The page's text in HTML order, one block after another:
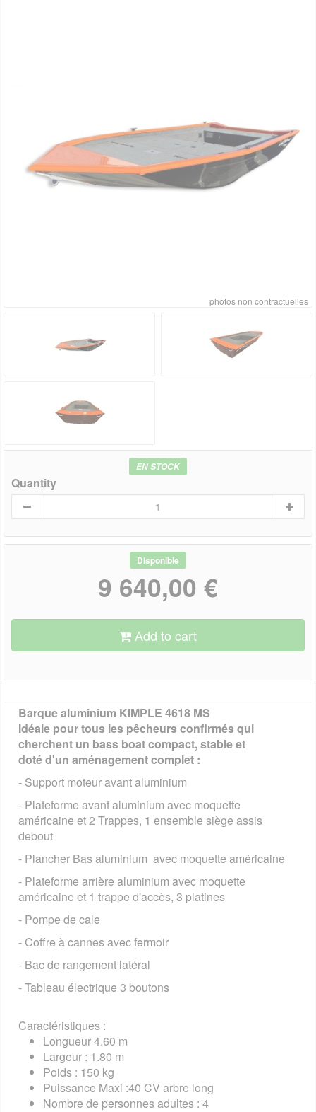
photos non contractuelles
EN STOCK
Quantity
Disponible
9 640,00 €
Add to cart
Barque aluminium KIMPLE 4618 MS
Idéale pour tous les pêcheurs confirmés qui
cherchent un bass boat compact, stable et
doté d'un aménagement complet :
- Support moteur avant aluminium
- Plateforme avant aluminium avec moquette
américaine et 2 Trappes, 1 ensemble siège assis
debout
- Plancher Bas aluminium avec moquette américaine
- Plateforme arrière aluminium avec moquette
américaine et 1 trappe d'accès, 3 platines
- Pompe de cale
- Coffre à cannes avec fermoir
- Bac de rangement latéral
- Tableau électrique 3 boutons
Caractéristiques :
Longueur 4.60 m
Largeur : 1.80 m
Poids : 150 kg
Puissance Maxi :40 CV arbre long
Nombre de personnes adultes : 4